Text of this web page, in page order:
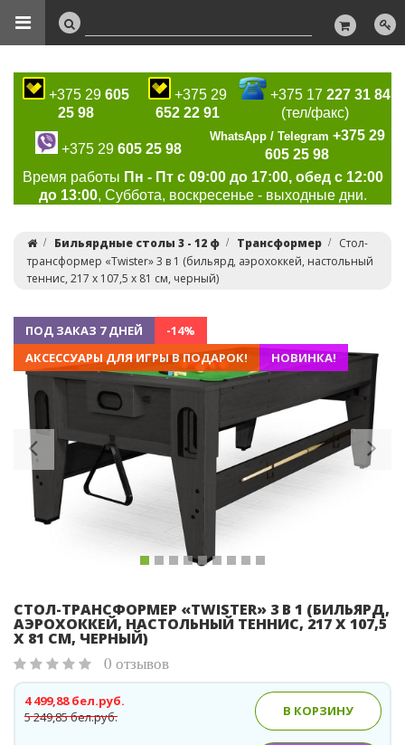
+375 29 605
25 98
+375 29
652 22 91
+375 17227 31 84
(тел/факс)
+375 29 605 25 98
WhatsApp / Telegram +375 29
605 25 98
Время работы Пн - Пт с 09:00 до 17:00, обед с 12:00
до 13:00, Суббота, воскресенье - выходные дни.
Бильярдные столы 3 - 12 ф Трансформер
Cтол-
трансформер «Twister» 3 в 1 (бильярд, аэрохоккей, настольный
теннис, 217 х 107,5 х 81 см, черный)
ПОД ЗАКАЗ 7 ДНЕЙ
-14%
АКСЕССУАРЫ ДЛЯ ИГРЫ В ПОДАРОК!
НОВИНКА!
Previous
CТОЛ-ТРАНСФОРМЕР «TWISTER» 3 В 1 (БИЛЬЯРД,
АЭРОХОККЕЙ, НАСТОЛЬНЫЙ ТЕННИС, 217 Х 107,5
Х 81 СМ, ЧЕРНЫЙ)
0 отзывов
5 249,85 бел.руб.
4 499,88 бел.руб.
В КОРЗИНУ